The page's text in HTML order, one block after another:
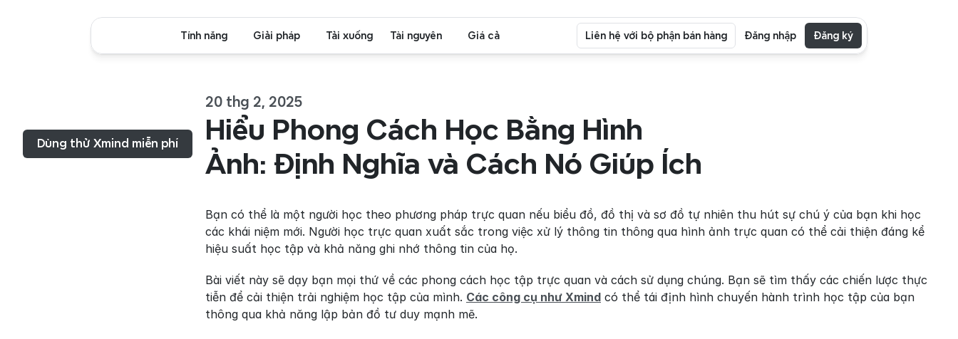
Dùng thử Xmind miễn phí
20 thg 2, 2025
Hiểu Phong Cách Học Bằng Hình
Ảnh: Định Nghĩa và Cách Nó Giúp Ích
Bạn có thể là một người học theo phương pháp trực quan nếu biểu đồ, đồ thị và sơ đồ tự nhiên thu hút sự chú ý của bạn khi học
các khái niệm mới. Người học trực quan xuất sắc trong việc xử lý thông tin thông qua hình ảnh trực quan có thể cải thiện đáng kể
hiệu suất học tập và khả năng ghi nhớ thông tin của họ.
Bài viết này sẽ dạy bạn mọi thứ về các phong cách học tập trực quan và cách sử dụng chúng. Bạn sẽ tìm thấy các chiến lược thực
tiễn để cải thiện trải nghiệm học tập của mình. Các công cụ như Xmind có thể tái định hình chuyến hành trình học tập của bạn
thông qua khả năng lập bản đồ tư duy mạnh mẽ.
Tính năng Giải pháp Tải xuống Tài nguyên Giá cả Liên hệ với bộ phận bán hàng Đăng nhập Đăng ký